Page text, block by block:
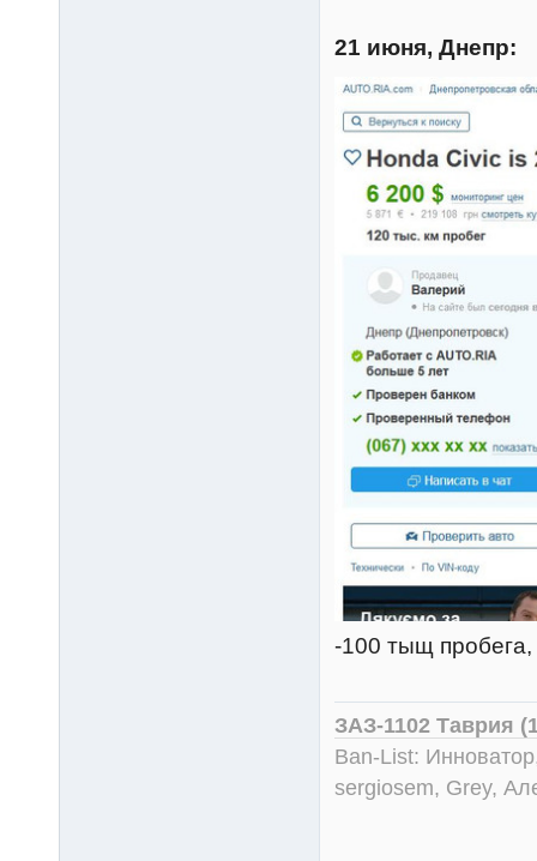
21 июня, Днепр:
-100 тыщ
ЗАЗ-1102 Таврия
Ban-List:
sergiosem, Grey,